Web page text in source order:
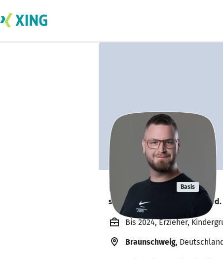
Nils Bosse Basis
sucht ein neues Team-Mitglied.
Bis 2024, Erzieher,
Braunschweig,